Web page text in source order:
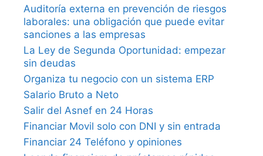
Auditoría externa en prevención de riesgos
laborales: una obligación que puede evitar
sanciones a las empresas
La Ley de Segunda Oportunidad: empezar
sin deudas
Organiza tu negocio con un sistema ERP
Salario Bruto a Neto
Salir del Asnef en 24 Horas
Financiar Movil solo con DNI y sin entrada
Financiar 24 Teléfono y opiniones